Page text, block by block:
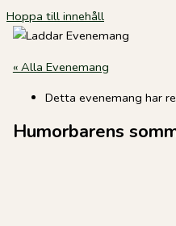
Hoppa till innehåll
« Alla Evenemang
Detta evenemang har
Humorbarens